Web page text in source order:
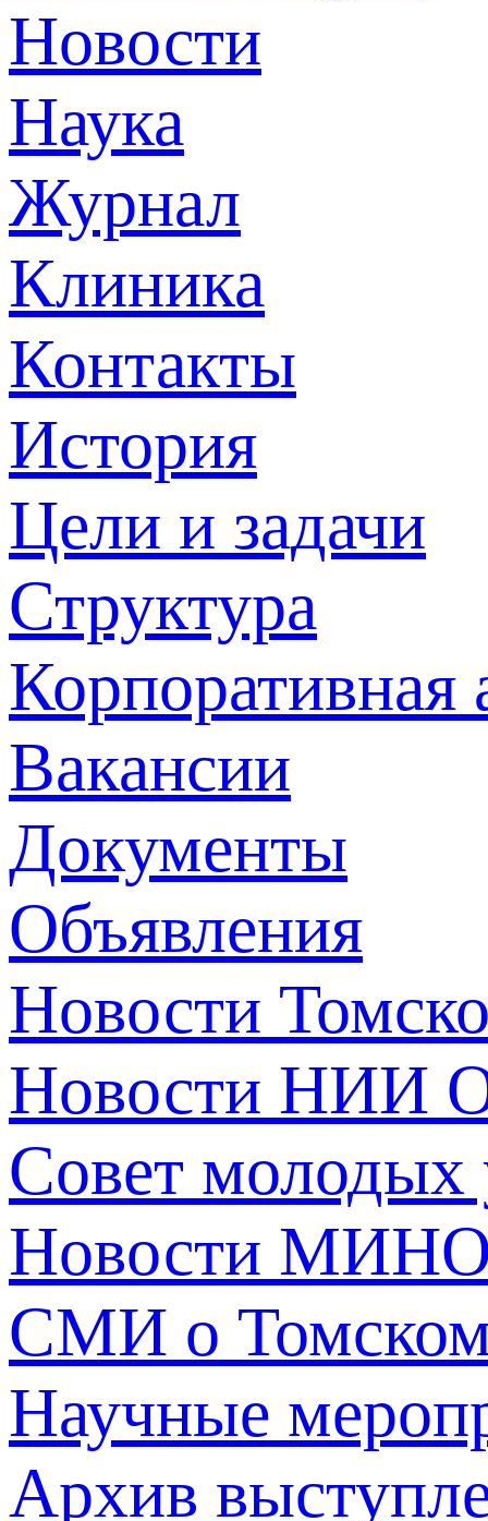
Новости
Наука
Журнал
Клиника
Контакты
История
Цели и задачи
Структура
Корпоративная
Вакансии
Документы
Объявления
Новости
Новости НИИ
Совет молодых
Новости
СМИ о
Научные
Архив